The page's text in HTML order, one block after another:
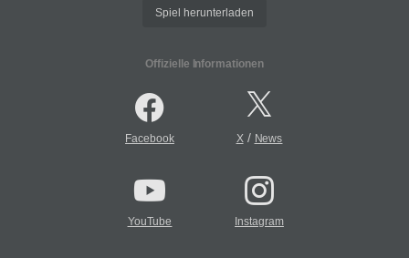
Spiel herunterladen
Offizielle Informationen
Facebook X/ News
YouTube Instagram